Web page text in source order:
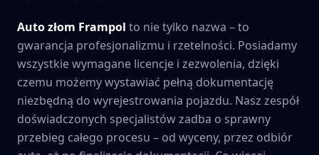
Auto złom Frampol to nie tylko nazwa – to
gwarancja profesjonalizmu i rzetelności. Posiadamy
wszystkie wymagane licencje i zezwolenia, dzięki
czemu możemy wystawiać pełną dokumentację
niezbędną do wyrejestrowania pojazdu. Nasz zespół
doświadczonych specjalistów zadba o sprawny
przebieg całego procesu – od wyceny, przez odbiór